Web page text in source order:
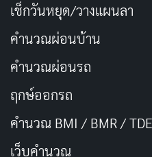
ช่องทางการดู: HBO Max
8. The Batman
เช็กวันหยุด/วางแผนลา
คำนวณผ่อนบ้าน
คำนวณผ่อนรถ
ฤกษ์ออกรถ
คำนวณ BMI / BMR /
เว็บคํานวณ